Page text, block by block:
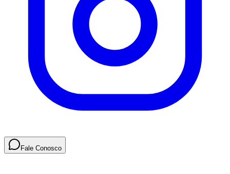
Fale Conosco